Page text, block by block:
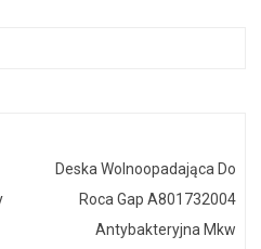
Deska Wolnoopadająca Do
Roca Gap A801732004
Antybakteryjna Mkw